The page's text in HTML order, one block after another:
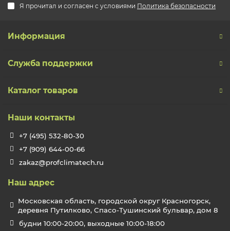
Я прочитал и согласен с условиями Политика безопасности
Информация
Служба поддержки
Каталог товаров
Наши контакты
+7 (495) 532-80-30
+7 (909) 644-00-66
zakaz@profclimatech.ru
Наш адрес
Московская область, городской округ Красногорск,
деревня Путилково, Спасо-Тушинский бульвар, дом 8
будни 10:00-20:00, выходные 10:00-18:00